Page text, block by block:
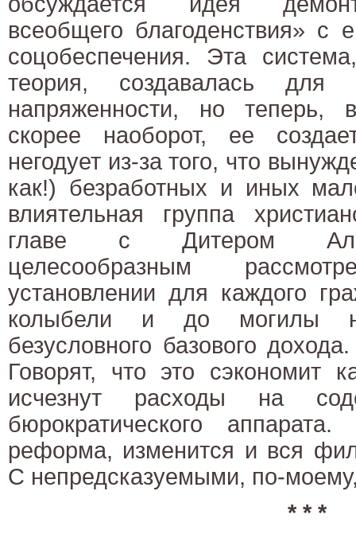
всеобщего благоденствия» с
соцобеспечения. Эта
теория, создавалась для
напряженности, но теперь,
скорее наоборот, ее
негодует из-за того, что
как!) безработных и иных
влиятельная группа
главе с Дитером
целесообразным
установлении для каждого
колыбели и до могилы
безусловного базового
Говорят, что это сэкономит
исчезнут расходы на
бюрократического
реформа, изменится и вся
С непредсказуемыми, по-
* * *